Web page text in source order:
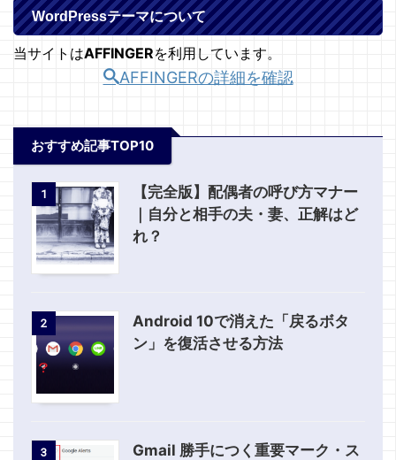
WordPressテーマについて
当サイトはAFFINGERを利用しています。
AFFINGERの詳細を確認
おすすめ記事TOP10
1
【完全版】配偶者の呼び方マナー
｜自分と相手の夫・妻、正解はど
れ？
2
Android 10で消えた「戻るボタ
ン」を復活させる方法
3
Gmail 勝手につく重要マーク・ス